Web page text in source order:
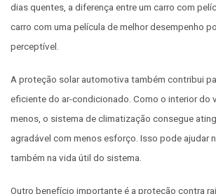
dias quentes, a diferença entre um carro com
carro com uma película de melhor desempenho
perceptível.
A proteção solar automotiva também contribui
eficiente do ar-condicionado. Como o interior do
menos, o sistema de climatização consegue
agradável com menos esforço. Isso pode ajudar
também na vida útil do sistema.
Outro benefício importante é a proteção contra